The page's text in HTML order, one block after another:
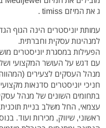
ג את המיזם timiss .
עמותת יוניסטרים הינה הגוף
למנהיגות עסקית וחברתית.
הפעילות במסגרת יוניסטרים
עם דגש על העושר המקצועי
מנהל העסקים לצעירים
חניכי יוניסטרים סדנאות
בתחומים השונים של מנהל
עצמאי, החל משלב בניית
ראשוני, שיווק, מכירות ועוד.